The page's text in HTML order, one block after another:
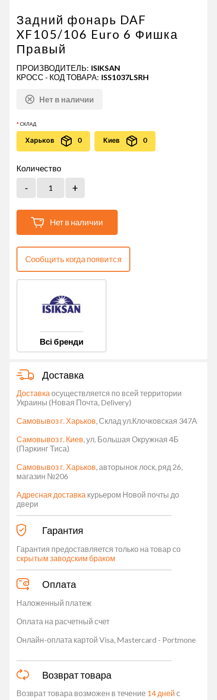
Задний фонарь DAF
XF105/106 Euro 6 Фишка
Правый
ПРОИЗВОДИТЕЛЬ: ISIKSAN
КРОСС - КОД ТОВАРА: ISS1037LSRH
Нет в наличии
СКЛАД
Харьков 0 Киев 0
Количество
Нет в наличии
Сообщить когда появится
Всі бренди
Доставка
Доставка осуществляется по всей территории
Украины (Новая Почта, Delivery)
Самовывоз г. Харьков, Склад ул.Клочковская 347А
Самовывоз г. Киев, ул. Большая Окружная 4Б
(Паркинг Тиса)
Самовывоз г. Харьков, авторынок лоск, ряд 26,
магазин №206
Адресная доставка курьером Новой почты до
двери
Гарантия
Гарантия предоставляется только на товар со
скрытым заводским браком
Оплата
Наложенный платеж
Оплата на расчетный счет
Онлайн-оплата картой Visa, Mastercard - Portmone
Возврат товара
Возврат товара возможен в течение 14 дней с